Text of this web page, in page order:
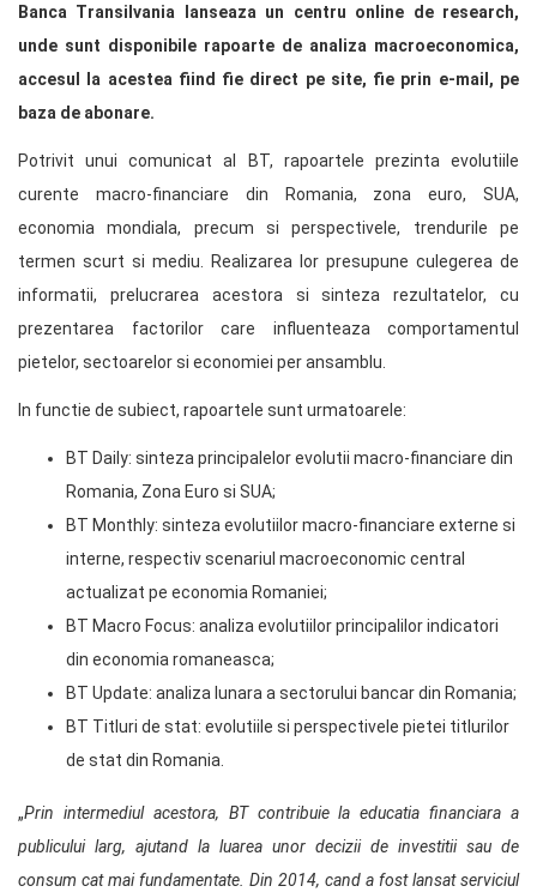
Banca Transilvania lanseaza un centru online de research,
unde sunt disponibile rapoarte de analiza macroeconomica,
accesul la acestea fiind fie direct pe site, fie prin e-mail, pe
baza de abonare.
Potrivit unui comunicat al BT, rapoartele prezinta evolutiile
curente macro-financiare din Romania, zona euro, SUA,
economia mondiala, precum si perspectivele, trendurile pe
termen scurt si mediu. Realizarea lor presupune culegerea de
informatii, prelucrarea acestora si sinteza rezultatelor, cu
prezentarea factorilor care influenteaza comportamentul
pietelor, sectoarelor si economiei per ansamblu.
In functie de subiect, rapoartele sunt urmatoarele:
BT Daily: sinteza principalelor evolutii macro-financiare din
Romania, Zona Euro si SUA;
BT Monthly: sinteza evolutiilor macro-financiare externe si
interne, respectiv scenariul macroeconomic central
actualizat pe economia Romaniei;
BT Macro Focus: analiza evolutiilor principalilor indicatori
din economia romaneasca;
BT Update: analiza lunara a sectorului bancar din Romania;
BT Titluri de stat: evolutiile si perspectivele pietei titlurilor
de stat din Romania.
„Prin intermediul acestora, BT contribuie la educatia financiara a
publicului larg, ajutand la luarea unor decizii de investitii sau de
consum cat mai fundamentate. Din 2014, cand a fost lansat serviciul